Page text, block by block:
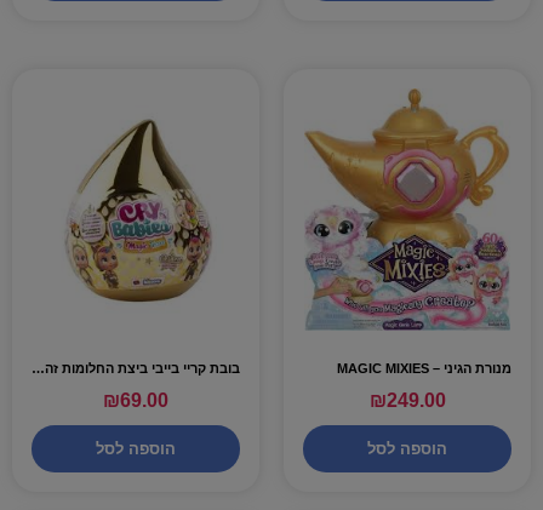
מנורת הגיני – MAGIC MIXIES
₪249.00
הוספה לסל
בובת קריי בייבי ביצת החלומות זהב 9 הפתעות – CRY BABIES
₪69.00
הוספה לסל